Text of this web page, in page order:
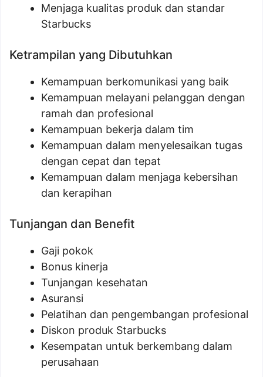
Menjaga kualitas produk dan standar
Starbucks
Ketrampilan yang Dibutuhkan
Kemampuan berkomunikasi yang baik
Kemampuan melayani pelanggan dengan
ramah dan profesional
Kemampuan bekerja dalam tim
Kemampuan dalam menyelesaikan tugas
dengan cepat dan tepat
Kemampuan dalam menjaga kebersihan
dan kerapihan
Tunjangan dan Benefit
Gaji pokok
Bonus kinerja
Tunjangan kesehatan
Asuransi
Pelatihan dan pengembangan profesional
Diskon produk Starbucks
Kesempatan untuk berkembang dalam
perusahaan